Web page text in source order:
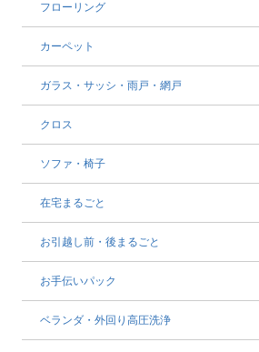
フローリング
カーペット
ガラス・サッシ・雨戸・網戸
クロス
ソファ・椅子
在宅まるごと
お引越し前・後まるごと
お手伝いパック
ベランダ・外回り高圧洗浄